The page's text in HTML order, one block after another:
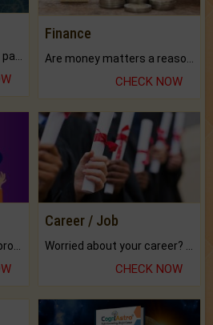
Finance
CHECK NOW
Career / Job
CHECK NOW